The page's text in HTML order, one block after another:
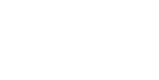
prix : modèles premium et diesels
moins chers en Allemagne.
d'entretien complet, options
kilométrage souvent